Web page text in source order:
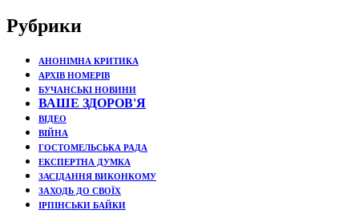
Рубрики
АНОНІМНА КРИТИКА
АРХІВ НОМЕРІВ
БУЧАНСЬКІ НОВИНИ
ВАШЕ ЗДОРОВ'Я
ВІДЕО
ВІЙНА
ГОСТОМЕЛЬСЬКА РАДА
ЕКСПЕРТНА ДУМКА
ЗАСІДАННЯ ВИКОНКОМУ
ЗАХОДЬ ДО СВОЇХ
ІРПІНСЬКИ БАЙКИ